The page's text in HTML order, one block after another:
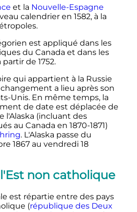
et la Nouvelle-Espagne
calendrier en 1582, à la
est appliqué dans les
du Canada et dans les
de 1752.
qui appartient à la Russie
changement a lieu après son
Unis. En même temps, la
de date est déplacée de
l'Alaska (incluant des
au Canada en 1870-1871)
. L'Alaska passe du
1867au vendredi 18
non catholique
est répartie entre des pays
(république des Deux